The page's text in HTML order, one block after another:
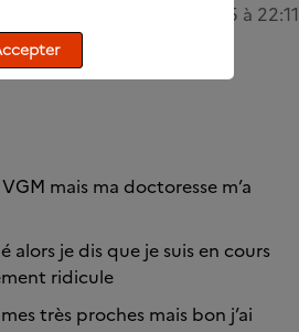
02/07/2025 à 22:11
mais ma doctoresse m’a
alors je dis que je suis en cours
ridicule
très proches mais bon j’ai